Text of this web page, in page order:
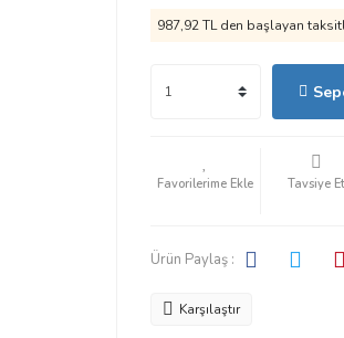
987,92 TL den başlayan
Tavsiye Et
Ürün Paylaş :
Karşılaştır